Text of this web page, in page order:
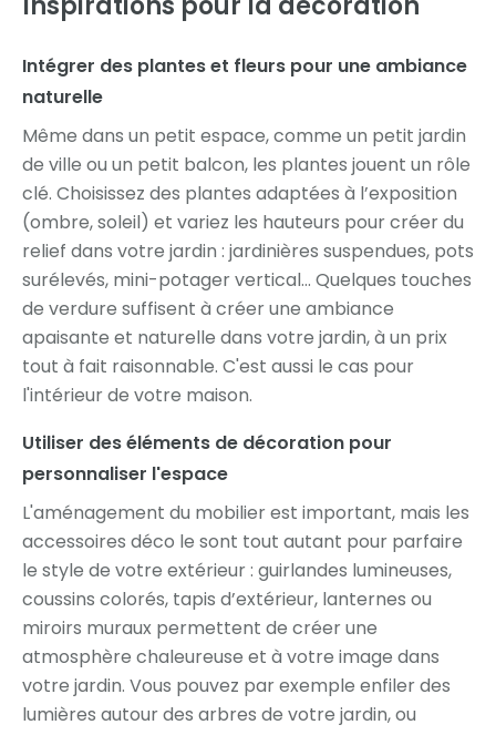
Intégrer des plantes et fleurs pour une ambiance
naturelle
Même dans un petit espace, comme un petit jardin
de ville ou un petit balcon, les plantes jouent un rôle
clé. Choisissez des plantes adaptées à l’exposition
(ombre, soleil) et variez les hauteurs pour créer du
relief dans votre jardin : jardinières suspendues, pots
surélevés, mini-potager vertical… Quelques touches
de verdure suffisent à créer une ambiance
apaisante et naturelle dans votre jardin, à un prix
tout à fait raisonnable. C'est aussi le cas pour
l'intérieur de votre maison.
Utiliser des éléments de décoration pour
personnaliser l'espace
L'aménagement du mobilier est important, mais les
accessoires déco le sont tout autant pour parfaire
le style de votre extérieur : guirlandes lumineuses,
coussins colorés, tapis d’extérieur, lanternes ou
miroirs muraux permettent de créer une
atmosphère chaleureuse et à votre image dans
votre jardin. Vous pouvez par exemple enfiler des
lumières autour des arbres de votre jardin, ou